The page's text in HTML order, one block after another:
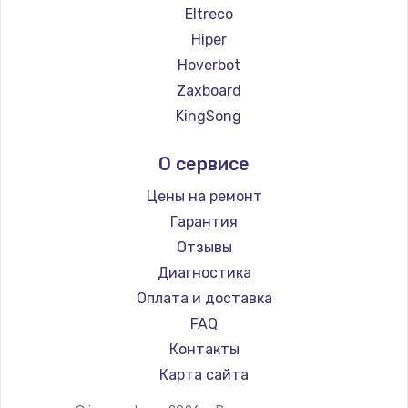
2500 руб.
Заказать
Замена электроконфорки
1300 руб.
Техобслуживание
Заказать
Установка / подключение / демонтаж
1300 руб.
Заказать
Eltreco
Hiper
Hoverbot
Zaxboard
KingSong
Midway by Yamato
Hunter
Shorner
Joyor
Minimotors
Bork
KIRIN
О сервисе
Цены на ремонт
Гарантия
Отзывы
Диагностика
Оплата и доставка
FAQ
Контакты
Карта сайта